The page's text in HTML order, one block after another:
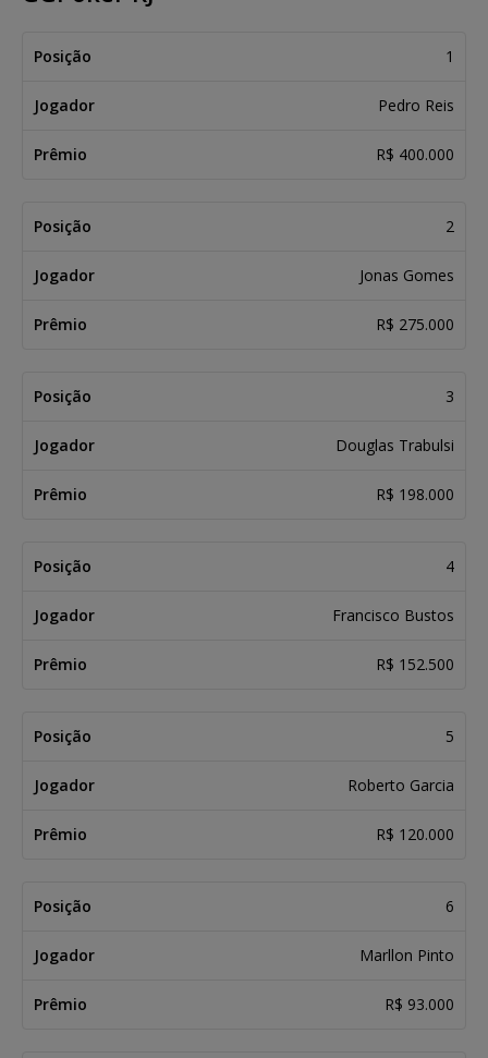
Posição 1
Pedro Reis
R$ 400.000
2
Jonas Gomes
R$ 275.000
3
Douglas Trabulsi
R$ 198.000
4
Francisco Bustos
R$ 152.500
5
Roberto Garcia
R$ 120.000
6
Marllon Pinto
R$ 93.000